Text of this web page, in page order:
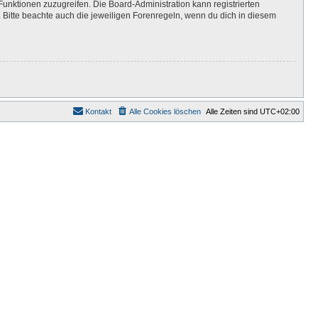
zuzugreifen. Die Board-Administration kann registrierten
beachte auch die jeweiligen Forenregeln, wenn du dich in diesem
Alle Zeiten sind UTC+02:00
Alle Cookies löschen
Kontakt